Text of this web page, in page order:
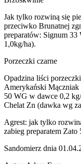
Jak tylko rozwiną się
przeciwko Brunatnej
preparatów: Signum
1,0kg/ha).
Porzeczki czarne
Opadzina liści
Amerykański Mączniak
50 WG w dawce 0,2
Chelat Zn (dawka wg
Agrest: jak tylko
zabieg preparatem
Sandomierz dnia